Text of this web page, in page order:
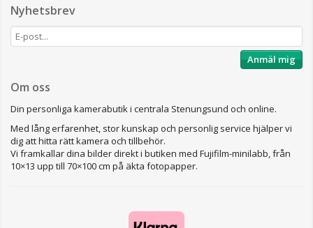
Nyhetsbrev
Anmäl mig
Om oss
Din personliga kamerabutik i centrala Stenungsund och online.
Med lång erfarenhet, stor kunskap och personlig service hjälper vi
dig att hitta rätt kamera och tillbehör.
Vi framkallar dina bilder direkt i butiken med Fujifilm-minilabb, från
10×13 upp till 70×100 cm på äkta fotopapper.